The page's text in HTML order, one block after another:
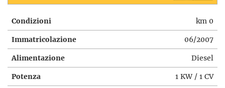
Condizioni km 0
Immatricolazione 06/2007
Alimentazione Diesel
Potenza 1 KW / 1 CV